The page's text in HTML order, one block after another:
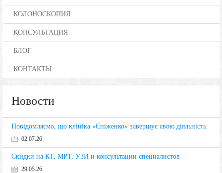
КОЛОНОСКОПИЯ
КОНСУЛЬТАЦИЯ
БЛОГ
КОНТАКТЫ
Новости
Повідомляємо, що клініка «Спіженко» завершує свою діяльність.
02.07.26
Скидки на КТ, МРТ, УЗИ и консультации специалистов
29.05.26